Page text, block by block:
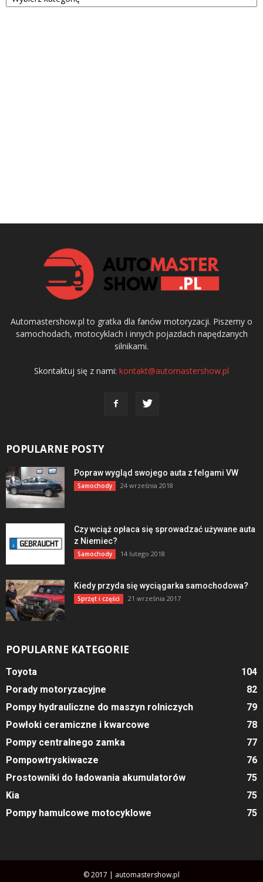
Automastershow.pl to gratka dla fanów motoryzacji. Piszemy o
samochodach, motocyklach i innych pojazdach napędzanych
silnikami.
Skontaktuj się z nami: kontakt@automastershow.pl
POPULARNE POSTY
Popraw wygląd swojego auta z felgami VW
Samochody 24 września 2018
Czy wciąż opłaca się sprowadzać używane auta
z Niemiec?
Samochody 14 lutego 2018
Kiedy przyda się wyciągarka samochodowa?
Sprzęt i części 21 września 2017
POPULARNE KATEGORIE
Toyota
104
Porady motoryzacyjne
82
Pompy hydrauliczne do maszyn rolniczych
79
Powłoki ceramiczne i kwarcowe
78
Pompy centralnego zamka
77
Pompowtryskiwacze
76
Prostowniki do ładowania akumulatorów
75
Kia
75
Pompy hamulcowe motocyklowe
75
© 2017 | automastershow.pl